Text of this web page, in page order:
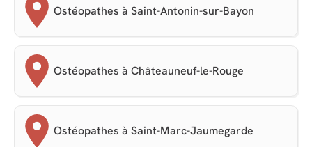
Ostéopathes à Saint-Antonin-sur-Bayon
Ostéopathes à Châteauneuf-le-Rouge
Ostéopathes à Saint-Marc-Jaumegarde